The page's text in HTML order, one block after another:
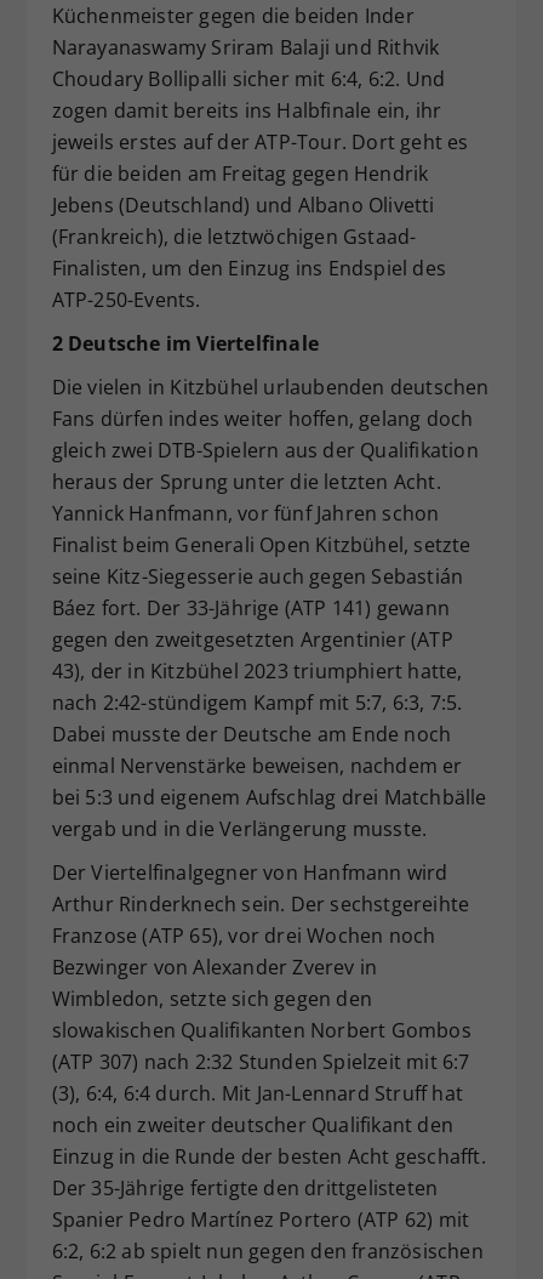
Küchenmeister gegen die beiden Inder
Narayanaswamy Sriram Balaji und Rithvik
Choudary Bollipalli sicher mit 6:4, 6:2. Und
zogen damit bereits ins Halbfinale ein, ihr
jeweils erstes auf der ATP-Tour. Dort geht es
für die beiden am Freitag gegen Hendrik
Jebens (Deutschland) und Albano Olivetti
(Frankreich), die letztwöchigen Gstaad-
Finalisten, um den Einzug ins Endspiel des
ATP-250-Events.
2 Deutsche im Viertelfinale
Die vielen in Kitzbühel urlaubenden deutschen
Fans dürfen indes weiter hoffen, gelang doch
gleich zwei DTB-Spielern aus der Qualifikation
heraus der Sprung unter die letzten Acht.
Yannick Hanfmann, vor fünf Jahren schon
Finalist beim Generali Open Kitzbühel, setzte
seine Kitz-Siegesserie auch gegen Sebastián
Báez fort. Der 33-Jährige (ATP 141) gewann
gegen den zweitgesetzten Argentinier (ATP
43), der in Kitzbühel 2023 triumphiert hatte,
nach 2:42-stündigem Kampf mit 5:7, 6:3, 7:5.
Dabei musste der Deutsche am Ende noch
einmal Nervenstärke beweisen, nachdem er
bei 5:3 und eigenem Aufschlag drei Matchbälle
vergab und in die Verlängerung musste.
Der Viertelfinalgegner von Hanfmann wird
Arthur Rinderknech sein. Der sechstgereihte
Franzose (ATP 65), vor drei Wochen noch
Bezwinger von Alexander Zverev in
Wimbledon, setzte sich gegen den
slowakischen Qualifikanten Norbert Gombos
(ATP 307) nach 2:32 Stunden Spielzeit mit 6:7
(3), 6:4, 6:4 durch. Mit Jan-Lennard Struff hat
noch ein zweiter deutscher Qualifikant den
Einzug in die Runde der besten Acht geschafft.
Der 35-Jährige fertigte den drittgelisteten
Spanier Pedro Martínez Portero (ATP 62) mit
6:2, 6:2 ab spielt nun gegen den französischen